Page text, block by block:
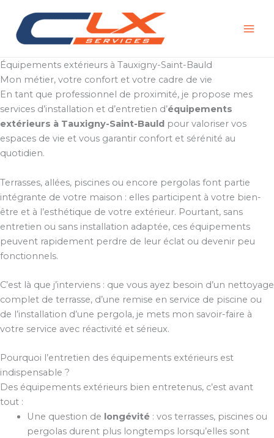
contenu
Équipements extérieurs à Tauxigny-Saint-Bauld
Mon métier, votre confort et votre cadre de vie
En tant que professionnel de proximité, je propose mes
services d’installation et d’entretien d’équipements
extérieurs à Tauxigny-Saint-Bauld pour valoriser vos
espaces de vie et vous garantir confort et sérénité au
quotidien.
Terrasses, allées, piscines ou encore pergolas font partie
intégrante de votre maison : elles participent à votre bien-
être et à l’esthétique de votre extérieur. Pourtant, sans
entretien ou sans installation adaptée, ces équipements
peuvent rapidement perdre de leur éclat ou devenir peu
fonctionnels.
C’est là que j’interviens : que vous ayez besoin d’un nettoyage
complet de terrasse, d’une remise en service de piscine ou
de l’installation d’une pergola, je mets mon savoir-faire à
votre service avec réactivité et sérieux.
Pourquoi l’entretien des équipements extérieurs est
indispensable ?
Des équipements extérieurs bien entretenus, c’est avant
tout :
Une question de longévité: vos terrasses, piscines ou
pergolas durent plus longtemps lorsqu’elles sont